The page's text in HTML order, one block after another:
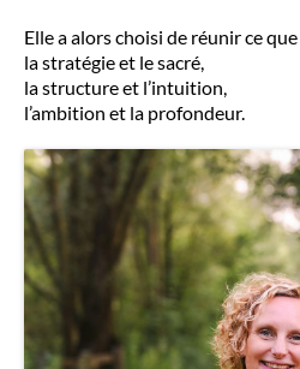
Elle a alors choisi de réunir ce
la stratégie et le sacré,
la structure et l’intuition,
l’ambition et la profondeur.